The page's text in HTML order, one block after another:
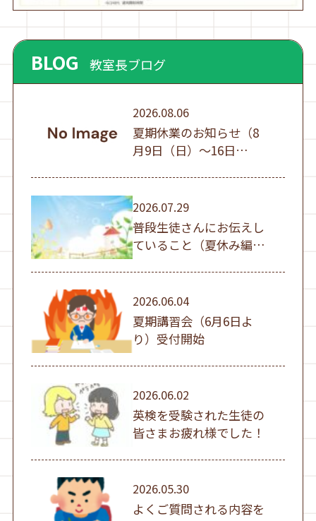
BLOG 教室長ブログ
2026.08.06
夏期休業のお知らせ（8
月9日（日）～16日
2026.07.29
普段生徒さんにお伝えし
ていること（夏休み編
①）
2026.06.04
夏期講習会（6月6日よ
り）受付開始
2026.06.02
英検を受験された生徒の
皆さまお疲れ様でした！
2026.05.30
よくご質問される内容を